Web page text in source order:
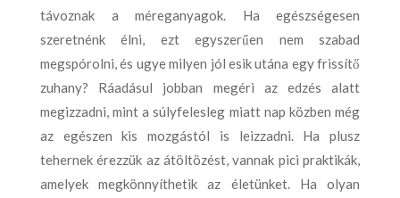
távoznak a méreganyagok. Ha egészségesen
szeretnénk élni, ezt egyszerűen nem szabad
megspórolni, és ugye milyen jól esik utána egy frissítő
zuhany? Ráadásul jobban megéri az edzés alatt
megizzadni, mint a súlyfelesleg miatt nap közben még
az egészen kis mozgástól is leizzadni. Ha plusz
tehernek érezzük az átöltözést, vannak pici praktikák,
amelyek megkönnyíthetik az életünket. Ha olyan